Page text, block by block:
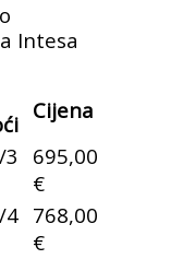
Intesa
Cijena
695,00
€
4 768,00
€